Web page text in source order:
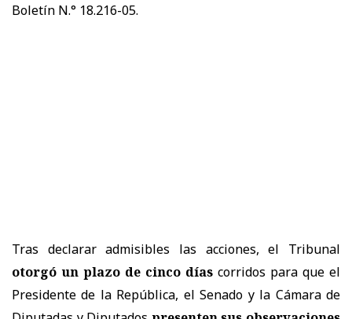
Boletín N.° 18.216-05.
Tras declarar admisibles las acciones, el Tribunal
otorgó un plazo de cinco días corridos para que el
Presidente de la República, el Senado y la Cámara de